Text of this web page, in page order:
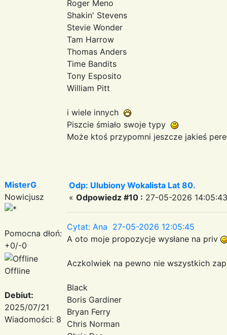
Roger Meno
Shakin' Stevens
Stevie Wonder
Tam Harrow
Thomas Anders
Time Bandits
Tony Esposito
William Pitt
i wiele innych
Piszcie śmiało swoje typy
Może ktoś przypomni jeszcze jakieś
MisterG
Nowicjusz
Pomocna dłoń:
+0/-0
Offline
Debiut:
2025/07/21
Wiadomości: 8
Odp: Ulubiony Wokalista Lat 80.
« Odpowiedz #10 : 27-05-2026
Cytat: Ana 27-05-2026 12:05:45
A oto moje propozycje wysłane na priv
Aczkolwiek na pewno nie wszystkich
Black
Boris Gardiner
Bryan Ferry
Chris Norman